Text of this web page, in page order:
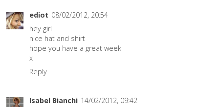
ediot 08/02/2012, 20:54
hey girl
nice hat and shirt
hope you have a great week
x
Reply
Isabel Bianchi 14/02/2012, 09:42